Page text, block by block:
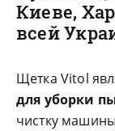
Киеве,
всей
Щетка Vitol
для уборки
чистку